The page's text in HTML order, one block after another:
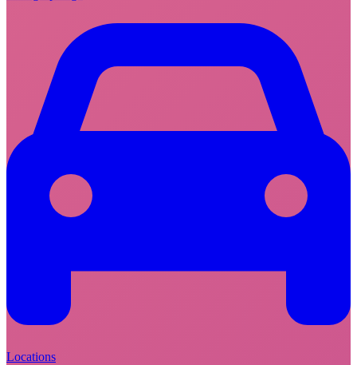
Locations